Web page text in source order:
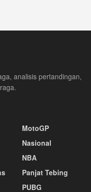
analisis pertandingan,
MotoGP
Nasional
NBA
Panjat Tebing
PUBG